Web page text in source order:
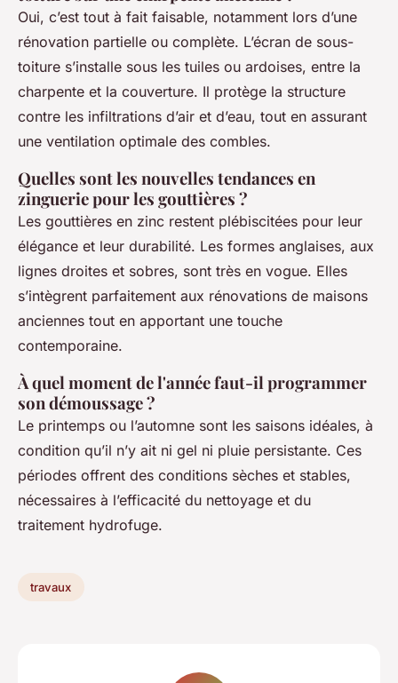
Oui, c’est tout à fait faisable, notamment lors d’une
rénovation partielle ou complète. L’écran de sous-
toiture s’installe sous les tuiles ou ardoises, entre la
charpente et la couverture. Il protège la structure
contre les infiltrations d’air et d’eau, tout en assurant
une ventilation optimale des combles.
Quelles sont les nouvelles tendances en
zinguerie pour les gouttières ?
Les gouttières en zinc restent plébiscitées pour leur
élégance et leur durabilité. Les formes anglaises, aux
lignes droites et sobres, sont très en vogue. Elles
s’intègrent parfaitement aux rénovations de maisons
anciennes tout en apportant une touche
contemporaine.
À quel moment de l'année faut-il programmer
son démoussage ?
Le printemps ou l’automne sont les saisons idéales, à
condition qu’il n’y ait ni gel ni pluie persistante. Ces
périodes offrent des conditions sèches et stables,
nécessaires à l’efficacité du nettoyage et du
traitement hydrofuge.
travaux